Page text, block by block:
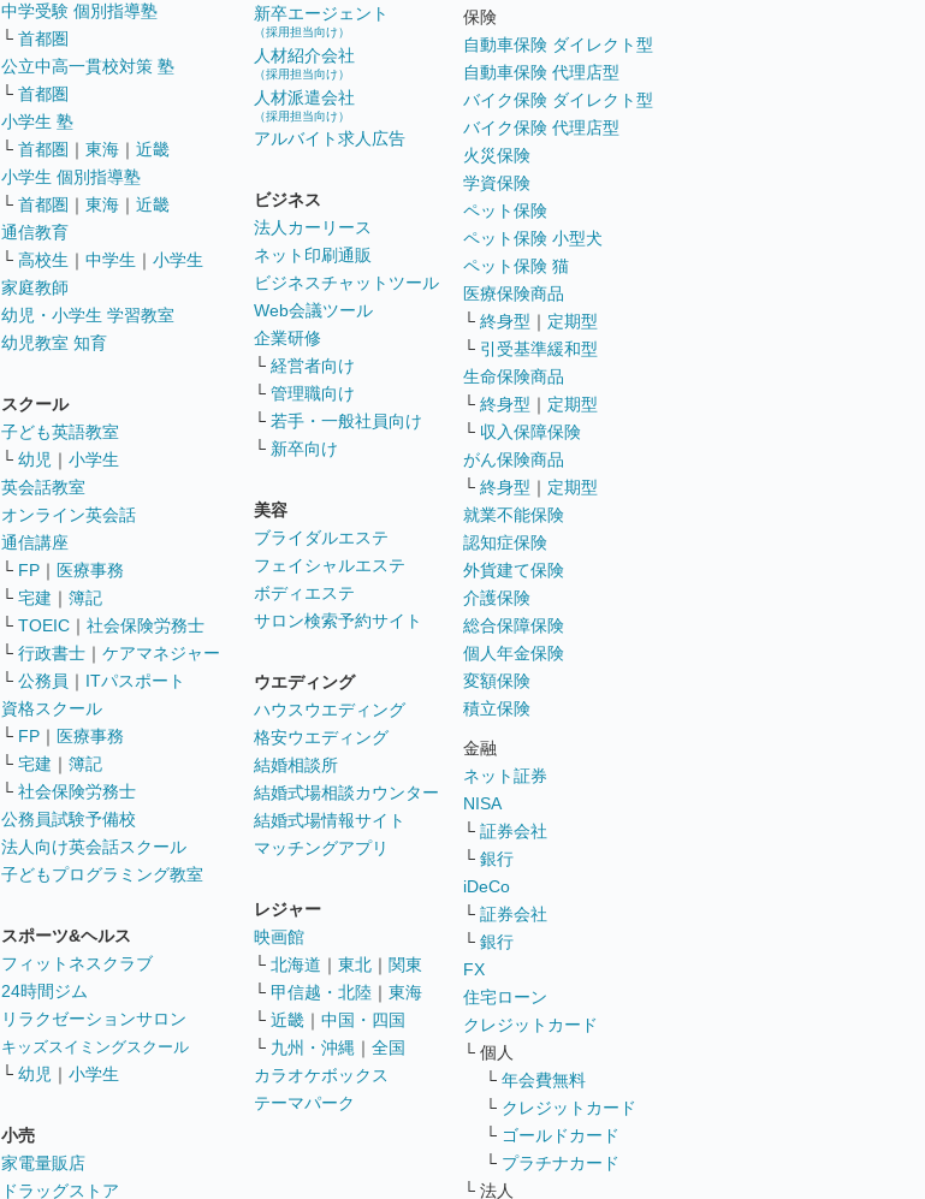
中学受験 個別指導塾
└ 首都圏
公立中高一貫校対策 塾
└ 首都圏
小学生 塾
└ 首都圏 ｜ 東海 ｜ 近畿
小学生 個別指導塾
└ 首都圏 ｜ 東海 ｜ 近畿
通信教育
└ 高校生 ｜ 中学生 ｜ 小学生
家庭教師
幼児・小学生 学習教室
幼児教室 知育
スクール
子ども英語教室
└ 幼児 ｜ 小学生
英会話教室
オンライン英会話
通信講座
└ FP ｜ 医療事務
└ 宅建 ｜ 簿記
└ TOEIC ｜ 社会保険労務士
└ 行政書士 ｜ ケアマネジャー
└ 公務員 ｜ ITパスポート
資格スクール
└ FP ｜ 医療事務
└ 宅建 ｜ 簿記
└ 社会保険労務士
公務員試験予備校
法人向け英会話スクール
子どもプログラミング教室
スポーツ&ヘルス
フィットネスクラブ
24時間ジム
リラクゼーションサロン
キッズスイミングスクール
└ 幼児 ｜ 小学生
小売
家電量販店
ドラッグストア
新卒エージェント
（採用担当向け）
人材紹介会社
（採用担当向け）
人材派遣会社
（採用担当向け）
アルバイト求人広告
ビジネス
法人カーリース
ネット印刷通販
ビジネスチャットツール
Web会議ツール
企業研修
└ 経営者向け
└ 管理職向け
└ 若手・一般社員向け
└ 新卒向け
美容
ブライダルエステ
フェイシャルエステ
ボディエステ
サロン検索予約サイト
ウエディング
ハウスウエディング
格安ウエディング
結婚相談所
結婚式場相談カウンター
結婚式場情報サイト
マッチングアプリ
レジャー
映画館
└ 北海道 ｜ 東北 ｜ 関東
└ 甲信越・北陸 ｜ 東海
└ 近畿 ｜ 中国・四国
└ 九州・沖縄 ｜ 全国
カラオケボックス
テーマパーク
保険
自動車保険 ダイレクト型
自動車保険 代理店型
バイク保険 ダイレクト型
バイク保険 代理店型
火災保険
学資保険
ペット保険
ペット保険 小型犬
ペット保険 猫
医療保険商品
└ 終身型 ｜ 定期型
└ 引受基準緩和型
生命保険商品
└ 終身型 ｜ 定期型
└ 収入保障保険
がん保険商品
└ 終身型 ｜ 定期型
就業不能保険
認知症保険
外貨建て保険
介護保険
総合保障保険
個人年金保険
変額保険
積立保険
金融
ネット証券
NISA
└ 証券会社
└ 銀行
iDeCo
└ 証券会社
└ 銀行
FX
住宅ローン
クレジットカード
└ 個人
└ 年会費無料
└ クレジットカード
└ ゴールドカード
└ プラチナカード
└ 法人